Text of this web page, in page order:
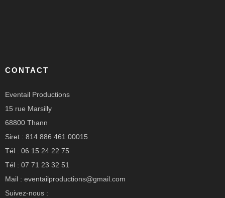
CONTACT
Eventail Productions
15 rue Marsilly
68800 Thann
Siret : 814 886 461 00015
Tél : 06 15 24 22 75
Tél : 07 71 23 32 51
Mail : eventailproductions@gmail.com
Suivez-nous :